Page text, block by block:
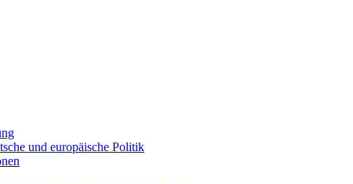
und europäische Politik